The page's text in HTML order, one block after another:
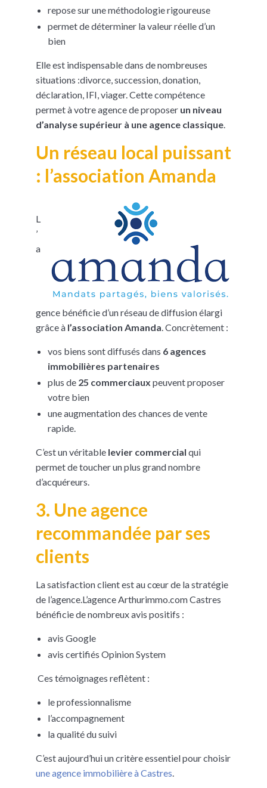
repose sur une méthodologie rigoureuse
permet de déterminer la valeur réelle d’un
bien
Elle est indispensable dans de nombreuses
situations :divorce, succession, donation,
déclaration, IFI, viager. Cette compétence
permet à votre agence de proposer un niveau
d’analyse supérieur à une agence classique.
Un réseau local puissant
: l’association Amanda
L
’
a
gence bénéficie d’un réseau de diffusion élargi
grâce à l’association Amanda. Concrètement :
vos biens sont diffusés dans 6 agences
immobilières partenaires
plus de 25 commerciaux peuvent proposer
votre bien
une augmentation des chances de vente
rapide.
C’est un véritable levier commercial qui
permet de toucher un plus grand nombre
d’acquéreurs.
3. Une agence
recommandée par ses
clients
La satisfaction client est au cœur de la stratégie
de l’agence.L’agence Arthurimmo.com Castres
bénéficie de nombreux avis positifs :
avis Google
avis certifiés Opinion System
Ces témoignages reflètent :
le professionnalisme
l’accompagnement
la qualité du suivi
C’est aujourd’hui un critère essentiel pour choisir
une agence immobilière à Castres.